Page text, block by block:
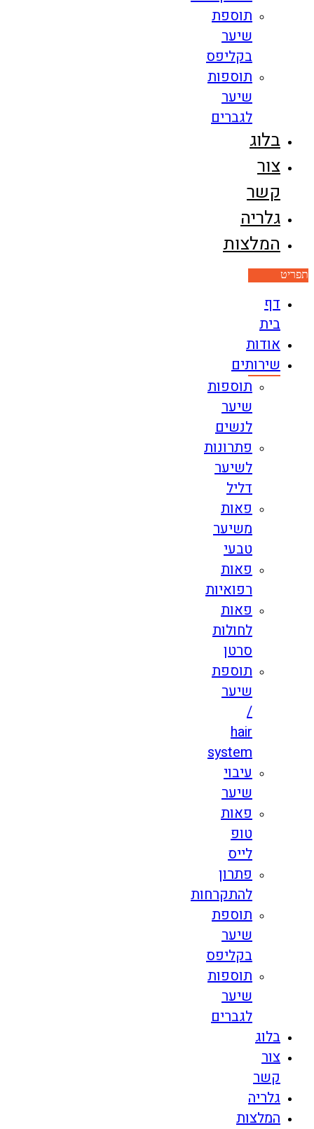
תוספת
שיער
בקליפס
תוספות
שיער
לגברים
בלוג
צור
קשר
גלריה
המלצות
תפריט
דף
בית
אודות
שירותים
תוספות
שיער
לנשים
פתרונות
לשיער
דליל
פאות
משיער
טבעי
פאות
רפואיות
פאות
לחולות
סרטן
תוספת
שיער
/
hair
system
עיבוי
שיער
פאות
טופ
לייס
פתרון
להתקרחות
תוספת
שיער
בקליפס
תוספות
שיער
לגברים
בלוג
צור
קשר
גלריה
המלצות